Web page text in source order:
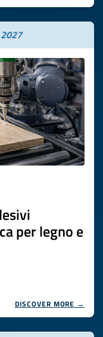
per legno e
DISCOVER MORE →